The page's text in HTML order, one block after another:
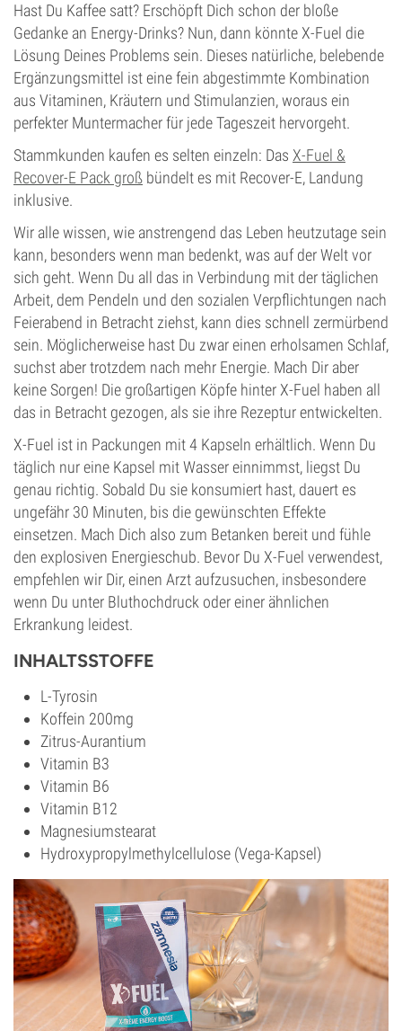
Hast Du Kaffee satt? Erschöpft Dich schon der bloße
Gedanke an Energy-Drinks? Nun, dann könnte X-Fuel die
Lösung Deines Problems sein. Dieses natürliche, belebende
Ergänzungsmittel ist eine fein abgestimmte Kombination
aus Vitaminen, Kräutern und Stimulanzien, woraus ein
perfekter Muntermacher für jede Tageszeit hervorgeht.
Stammkunden kaufen es selten einzeln: Das X-Fuel &
Recover-E Pack groß bündelt es mit Recover-E, Landung
inklusive.
Wir alle wissen, wie anstrengend das Leben heutzutage sein
kann, besonders wenn man bedenkt, was auf der Welt vor
sich geht. Wenn Du all das in Verbindung mit der täglichen
Arbeit, dem Pendeln und den sozialen Verpflichtungen nach
Feierabend in Betracht ziehst, kann dies schnell zermürbend
sein. Möglicherweise hast Du zwar einen erholsamen Schlaf,
suchst aber trotzdem nach mehr Energie. Mach Dir aber
keine Sorgen! Die großartigen Köpfe hinter X-Fuel haben all
das in Betracht gezogen, als sie ihre Rezeptur entwickelten.
X-Fuel ist in Packungen mit 4 Kapseln erhältlich. Wenn Du
täglich nur eine Kapsel mit Wasser einnimmst, liegst Du
genau richtig. Sobald Du sie konsumiert hast, dauert es
ungefähr 30 Minuten, bis die gewünschten Effekte
einsetzen. Mach Dich also zum Betanken bereit und fühle
den explosiven Energieschub. Bevor Du X-Fuel verwendest,
empfehlen wir Dir, einen Arzt aufzusuchen, insbesondere
wenn Du unter Bluthochdruck oder einer ähnlichen
Erkrankung leidest.
INHALTSSTOFFE
L-Tyrosin
Koffein 200mg
Zitrus-Aurantium
Vitamin B3
Vitamin B6
Vitamin B12
Magnesiumstearat
Hydroxypropylmethylcellulose (Vega-Kapsel)